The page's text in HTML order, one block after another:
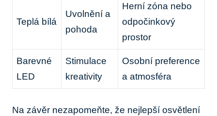
Teplá bílá
Uvolnění a
pohoda
Herní zóna nebo
odpočinkový
prostor
Barevné
LED
Stimulace
kreativity
Osobní preference
a atmosféra
Na závěr nezapomeňte, že nejlepší osvětlení